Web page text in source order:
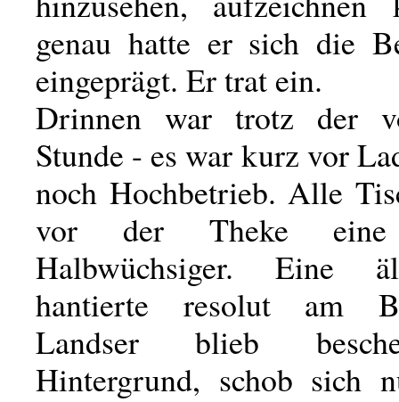
genau hatte er sich die
eingeprägt. Er trat ein.
Drinnen war trotz der
Stunde - es war kurz vor
noch Hochbetrieb. Alle
vor der Theke eine
Halbwüchsiger. Eine
hantierte resolut am
Landser blieb
Hintergrund, schob sich